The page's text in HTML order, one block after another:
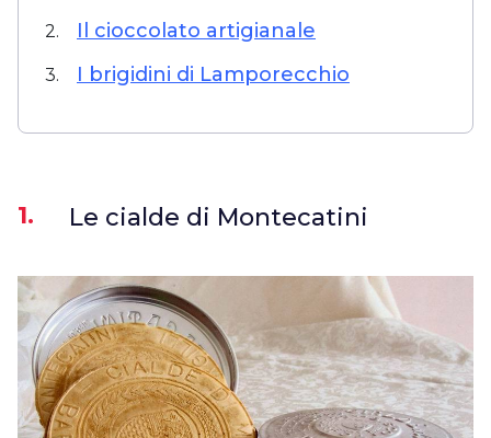
2. Il cioccolato artigianale
3. I brigidini di Lamporecchio
1. Le cialde di Montecatini